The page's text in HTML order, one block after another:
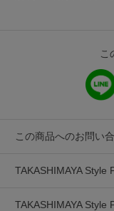
素材
製造国
ギフト
こ
この商品へのお問い
TAKASHIMAYA Style
TAKASHIMAYA Style